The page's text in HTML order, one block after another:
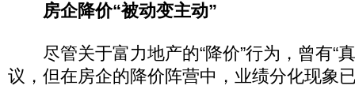
房企降价“被动变主动”
尽管关于富力地产的“降价”行为，曾有“真
议，但在房企的降价阵营中，业绩分化现象